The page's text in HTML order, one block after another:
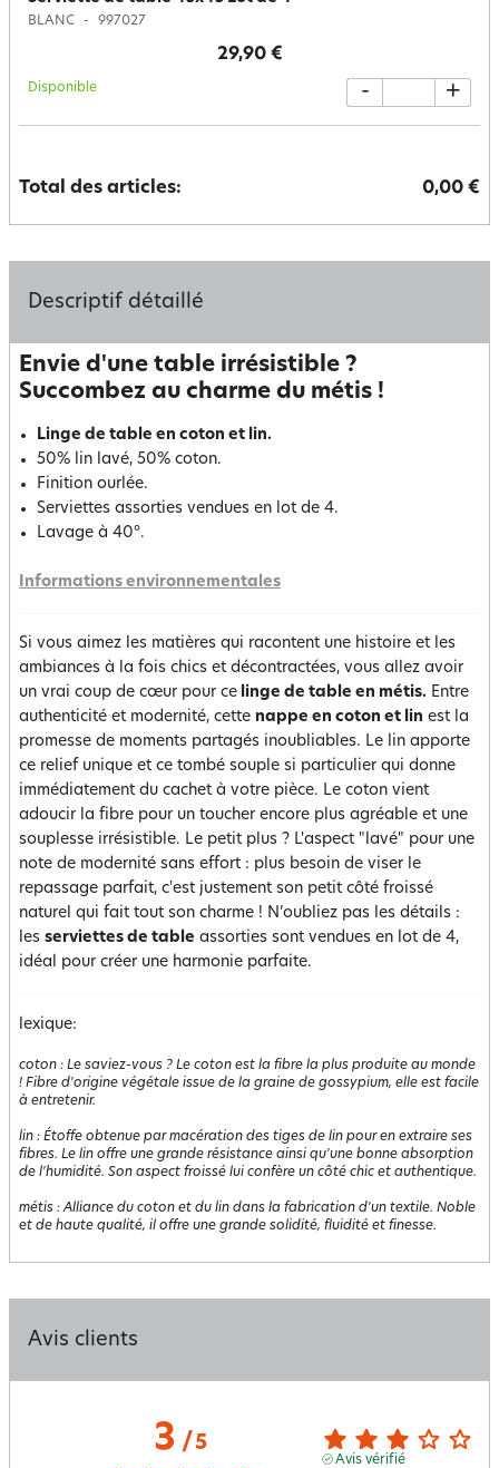
BLANC 997027
29,90 €
Disponible - +
Total des articles: 0,00 €
Descriptif détaillé
Envie d'une table irrésistible ?
Succombez au charme du métis !
Linge de table en coton et lin.
50% lin lavé, 50% coton.
Finition ourlée.
Serviettes assorties vendues en lot de 4.
Lavage à 40°.
Informations environnementales
Si vous aimez les matières qui racontent une histoire et les
ambiances à la fois chics et décontractées, vous allez avoir
un vrai coup de cœur pour ce linge de table en métis. Entre
authenticité et modernité, cette nappe en coton et lin est la
promesse de moments partagés inoubliables. Le lin apporte
ce relief unique et ce tombé souple si particulier qui donne
immédiatement du cachet à votre pièce. Le coton vient
adoucir la fibre pour un toucher encore plus agréable et une
souplesse irrésistible. Le petit plus ? L'aspect "lavé" pour une
note de modernité sans effort : plus besoin de viser le
repassage parfait, c'est justement son petit côté froissé
naturel qui fait tout son charme ! N’oubliez pas les détails :
les serviettes de table assorties sont vendues en lot de 4,
idéal pour créer une harmonie parfaite.
lexique:
coton : Le saviez-vous ? Le coton est la fibre la plus produite au monde
! Fibre d'origine végétale issue de la graine de gossypium, elle est facile
à entretenir.
lin : Étoffe obtenue par macération des tiges de lin pour en extraire ses
fibres. Le lin offre une grande résistance ainsi qu'une bonne absorption
de l'humidité. Son aspect froissé lui confère un côté chic et authentique.
métis :Alliance du coton et du lin dans la fabrication d'un textile. Noble
et de haute qualité, il offre une grande solidité, fluidité et finesse.
Avis clients
3/ 5
Avis vérifié